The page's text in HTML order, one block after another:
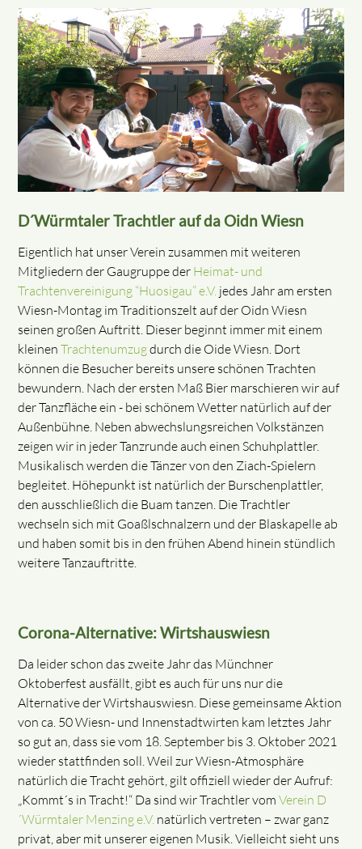
D´Würmtaler Trachtler auf da Oidn Wiesn
Eigentlich hat unser Verein zusammen mit weiteren
Mitgliedern der Gaugruppe der Heimat- und
Trachtenvereinigung “Huosigau” e.V. jedes Jahr am ersten
Wiesn-Montag im Traditionszelt auf der Oidn Wiesn
seinen großen Auftritt. Dieser beginnt immer mit einem
kleinenTrachtenumzugdurch die Oide Wiesn. Dort
können die Besucher bereits unsere schönen Trachten
bewundern. Nach der ersten Maß Bier marschieren wir auf
der Tanzfläche ein - bei schönem Wetter natürlich auf der
Außenbühne. Neben abwechslungsreichen Volkstänzen
zeigen wir in jeder Tanzrunde auch einen Schuhplattler.
Musikalisch werden die Tänzer von den Ziach-Spielern
begleitet. Höhepunkt ist natürlich der Burschenplattler,
den ausschließlich die Buam tanzen. Die Trachtler
wechseln sich mit Goaßlschnalzern und der Blaskapelle ab
und haben somit bis in den frühen Abend hinein stündlich
weitere Tanzauftritte.
Corona-Alternative: Wirtshauswiesn
Da leider schon das zweite Jahr das Münchner
Oktoberfest ausfällt, gibt es auch für uns nur die
Alternative der Wirtshauswiesn. Diese gemeinsame Aktion
von ca. 50 Wiesn- und Innenstadtwirten kam letztes Jahr
so gut an, dass sie vom 18. September bis 3. Oktober 2021
wieder stattfinden soll. Weil zur Wiesn-Atmosphäre
natürlich die Tracht gehört, gilt offiziell wieder der Aufruf:
„Kommt´s in Tracht!“ Da sind wir Trachtler vomVerein D
´Würmtaler Menzing e.V. natürlich vertreten – zwar ganz
privat, aber mit unserer eigenen Musik. Vielleicht sieht uns